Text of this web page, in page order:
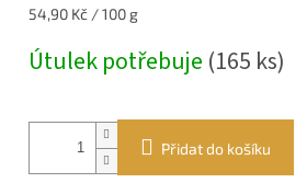
Měrná
54,90 Kč / 100 g
Útulek potřebuje (165 ks)
Přidat do košíku